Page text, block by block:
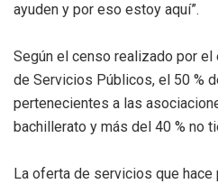
ayuden y por eso estoy aquí”.
Según el censo realizado por
de Servicios Públicos, el 50 %
pertenecientes a las
bachillerato y más del 40 % no
La oferta de servicios que